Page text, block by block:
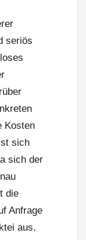
seriös
Kosten
sich
sich der
die
Anfrage
aus.